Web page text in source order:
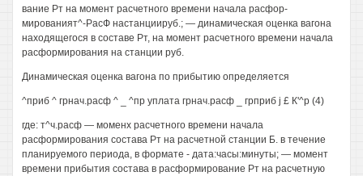
вание Рт на момент расчетного времени начала расфор-
мированият^-РасФ настанциируб.; — динамическая оценка вагона
находящегося в составе Рт, на момент расчетного времени начала
расформирования на станции руб.
Динамическая оценка вагона по прибытию определяется
^приб ^ грнач.расф ^ _ ^пр уплата грнач.расф _ грприб j £ К'^р (4)
где: т^ч.расф — моменх расчетного времени начала
расформирования состава Рт на расчетной станции Б. в течение
планируемого периода, в формате - дата:часы:минуты; — момент
времени прибытия состава в расформирование Рт на расчетную